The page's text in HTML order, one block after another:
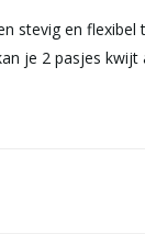
stevig en
je 2 pasjes